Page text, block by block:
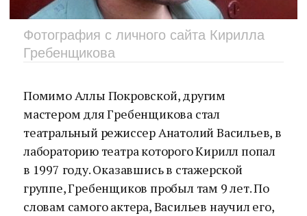
Фотография с личного сайта Кирилла
Гребенщикова
Помимо Аллы Покровской, другим
мастером для Гребенщикова стал
театральный режиссер Анатолий Васильев, в
лабораторию театра которого Кирилл попал
в 1997 году. Оказавшись в стажерской
группе, Гребенщиков пробыл там 9 лет. По
словам самого актера, Васильев научил его,